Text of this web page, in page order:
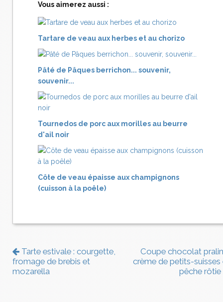
Vous aimerez aussi :
Tartare de veau aux herbes et au chorizo
Pâté de Pâques berrichon... souvenir,
souvenir...
Tournedos de porc aux morilles au beurre
d'ail noir
Côte de veau épaisse aux champignons
(cuisson à la poêle)
Tarte estivale : courgette,
fromage de brebis et
mozarella
Coupe chocolat
crème de petits-suisses
pêche rôtie